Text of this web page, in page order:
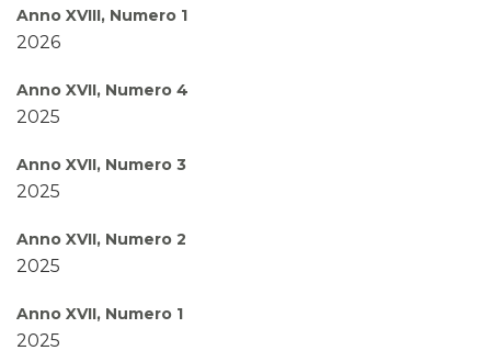
Anno XVIII, Numero 1
2026
Anno XVII, Numero 4
2025
Anno XVII, Numero 3
2025
Anno XVII, Numero 2
2025
Anno XVII, Numero 1
2025